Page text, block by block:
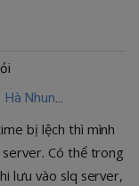
Hà Nhung
bị lệch thì mình
Có thể trong
lưu vào slq server,